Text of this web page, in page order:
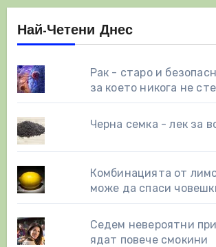
Най-Четени Днес
Рак - старо и
за което никога не
Черна семка - лек за
Комбинацията от
може да спаси
Седем невероятни
ядат повече смокини